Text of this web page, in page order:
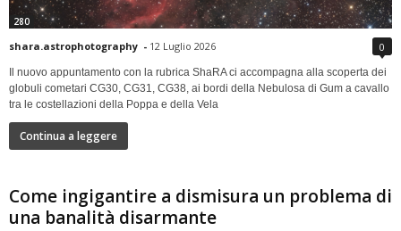
280
shara.astrophotography - 12 Luglio 2026 0
Il nuovo appuntamento con la rubrica ShaRA ci accompagna alla scoperta dei
globuli cometari CG30, CG31, CG38, ai bordi della Nebulosa di Gum a cavallo
tra le costellazioni della Poppa e della Vela
Continua a leggere
Come ingigantire a dismisura un problema di
una banalità disarmante